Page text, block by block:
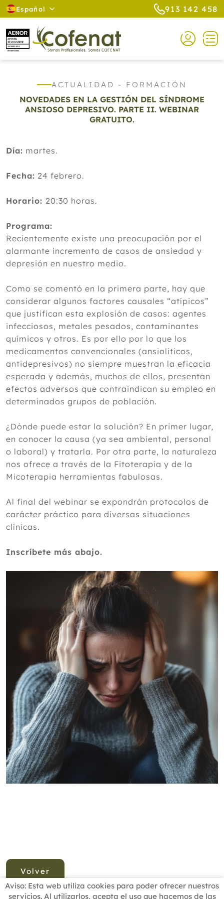
Español 913 142 458
ACTUALIDAD - FORMACIÓN
NOVEDADES EN LA GESTIÓN DEL SÍNDROME
ANSIOSO DEPRESIVO. PARTE II. WEBINAR
GRATUITO.
Día: martes.
Fecha: 24 febrero.
Horario: 20:30 horas.
Programa:
Recientemente existe una preocupación por el
alarmante incremento de casos de ansiedad y
depresión en nuestro medio.
Como se comentó en la primera parte, hay que
considerar algunos factores causales “atípicos”
que justifican esta explosión de casos: agentes
infecciosos, metales pesados, contaminantes
químicos y otros. Es por ello por lo que los
medicamentos convencionales (ansiolíticos,
antidepresivos) no siempre muestran la eficacia
esperada y además, muchos de ellos, presentan
efectos adversos que contraindican su empleo en
determinados grupos de población.
¿Dónde puede estar la solución? En primer lugar,
en conocer la causa (ya sea ambiental, personal
o laboral) y tratarla. Por otra parte, la naturaleza
nos ofrece a través de la Fitoterapia y de la
Micoterapia herramientas fabulosas.
Al final del webinar se expondrán protocolos de
carácter práctico para diversas situaciones
clínicas.
Inscríbete más abajo.
Volver
Aviso: Esta web utiliza cookies para poder ofrecer nuestros
servicios. Al utilizarlos, acepta el uso que hacemos de las